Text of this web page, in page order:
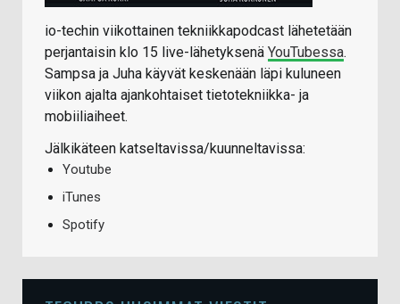
io-techin viikottainen tekniikkapodcast lähetetään
perjantaisin klo 15 live-lähetyksenä YouTubessa.
Sampsa ja Juha käyvät keskenään läpi kuluneen
viikon ajalta ajankohtaiset tietotekniikka- ja
mobiiliaiheet.
Jälkikäteen katseltavissa/kuunneltavissa:
Youtube
iTunes
Spotify